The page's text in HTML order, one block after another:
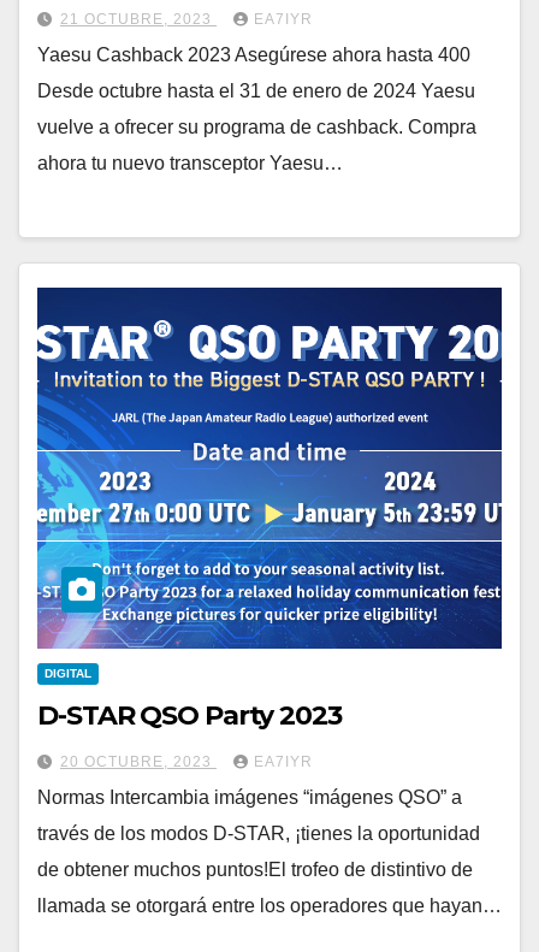
21 OCTUBRE, 2023 EA7IYR
Yaesu Cashback 2023 Asegúrese ahora hasta 400
Desde octubre hasta el 31 de enero de 2024 Yaesu
vuelve a ofrecer su programa de cashback. Compra
ahora tu nuevo transceptor Yaesu…
DIGITAL
D-STAR QSO Party 2023
20 OCTUBRE, 2023 EA7IYR
Normas Intercambia imágenes “imágenes QSO” a
través de los modos D-STAR, ¡tienes la oportunidad
de obtener muchos puntos!El trofeo de distintivo de
llamada se otorgará entre los operadores que hayan…